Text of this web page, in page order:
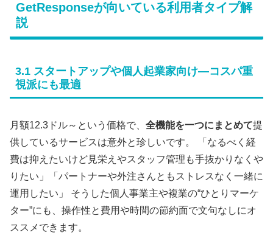
GetResponseが向いている利用者タイプ解
説
3.1 スタートアップや個人起業家向け―コスパ重
視派にも最適
月額12.3ドル～という価格で、 全機能を一つにまとめて提
供しているサービスは意外と珍しいです。 「なるべく経
費は抑えたいけど見栄えやスタッフ管理も手抜かりなくや
りたい」「パートナーや外注さんともストレスなく一緒に
運用したい」 そうした個人事業主や複業の“ひとりマーケ
ター”にも、操作性と費用や時間の節約面で文句なしにオ
ススメできます。